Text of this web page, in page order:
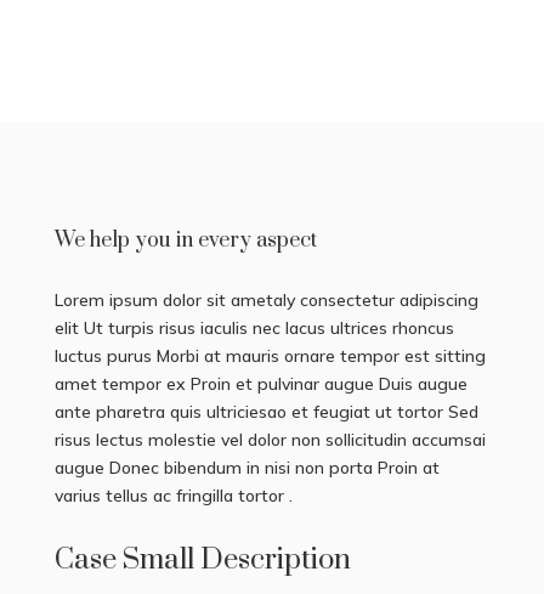
We help you in every aspect
Lorem ipsum dolor sit ametaly consectetur adipiscing
elit Ut turpis risus iaculis nec lacus ultrices rhoncus
luctus purus Morbi at mauris ornare tempor est sitting
amet tempor ex Proin et pulvinar augue Duis augue
ante pharetra quis ultriciesao et feugiat ut tortor Sed
risus lectus molestie vel dolor non sollicitudin accumsai
augue Donec bibendum in nisi non porta Proin at
varius tellus ac fringilla tortor .
Case Small Description